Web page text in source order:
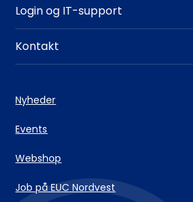
Login og IT-support
Kontakt
Nyheder
Events
Webshop
Job på EUC Nordvest